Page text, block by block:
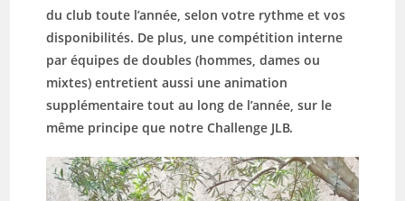
du club toute l’année, selon votre rythme et vos
disponibilités. De plus, une compétition interne
par équipes de doubles (hommes, dames ou
mixtes) entretient aussi une animation
supplémentaire tout au long de l’année, sur le
même principe que notre Challenge JLB.